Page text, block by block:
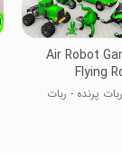
Air Robot
Flying
پرنده - ربات